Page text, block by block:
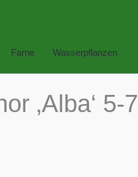
Farne Wasserpflanzen
‚Alba‘ 5-7